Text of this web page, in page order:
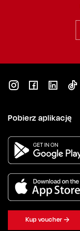
Pobierz aplikację
Kup voucher